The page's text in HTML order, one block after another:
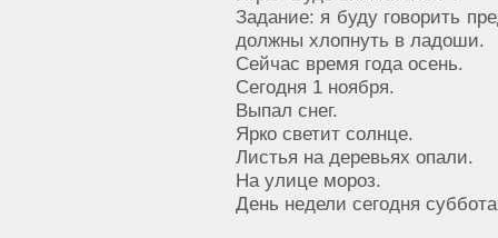
Задание: я буду говорить
должны хлопнуть в ладоши.
Сейчас время года осень.
Сегодня 1 ноября.
Выпал снег.
Ярко светит солнце.
Листья на деревьях опали.
На улице мороз.
День недели сегодня